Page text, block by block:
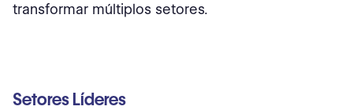
transformar múltiplos setores.
Setores Líderes